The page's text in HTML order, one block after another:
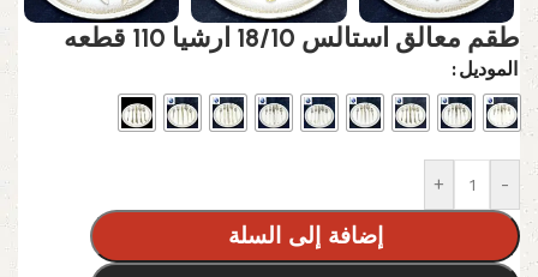
طقم معالق استالس 18/10 ارشيا 110 قطعه
الموديل
-
+
إضافة إلى السلة